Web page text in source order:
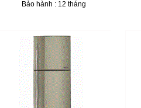
Bảo hành : 12 tháng